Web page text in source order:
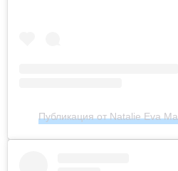
Публикация от Natalie Eva